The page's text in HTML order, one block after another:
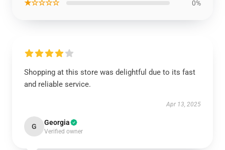
★☆☆☆☆ 0%
Shopping at this store was delightful due to its fast
and reliable service.
Apr 13, 2025
G Georgia
Verified owner